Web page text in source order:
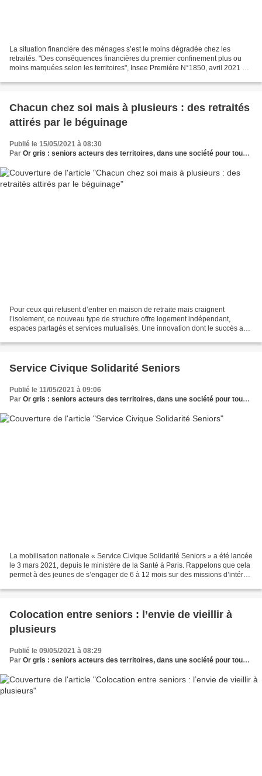
La situation financiére des ménages s’est le moins dégradée chez les
retraités. "Des conséquences financières du premier confinement plus ou
moins marquées selon les territoires", Insee Premiére N°1850, avril 2021 Le
Chacun chez soi mais à plusieurs : des retraités
attirés par le béguinage
Publié le 15/05/2021 à 08:30
Par Or gris : seniors acteurs des territoires, dans une société pour tous les âges
Pour ceux qui refusent d’entrer en maison de retraite mais craignent
l’isolement, ce nouveau type de structure offre logement indépendant,
espaces partagés et services mutualisés. Une innovation dont le succès a
Service Civique Solidarité Seniors
Publié le 11/05/2021 à 09:06
Par Or gris : seniors acteurs des territoires, dans une société pour tous les âges
La mobilisation nationale « Service Civique Solidarité Seniors » a été lancée
le 3 mars 2021, depuis le ministère de la Santé à Paris. Rappelons que cela
permet à des jeunes de s’engager de 6 à 12 mois sur des missions d’intérêt
Colocation entre seniors : l’envie de vieillir à
plusieurs
Publié le 09/05/2021 à 08:29
Par Or gris : seniors acteurs des territoires, dans une société pour tous les âges